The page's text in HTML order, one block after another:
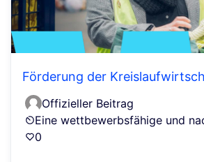
Förderung der
Offizieller Beitrag
Eine wettbewerbsfähige und
0